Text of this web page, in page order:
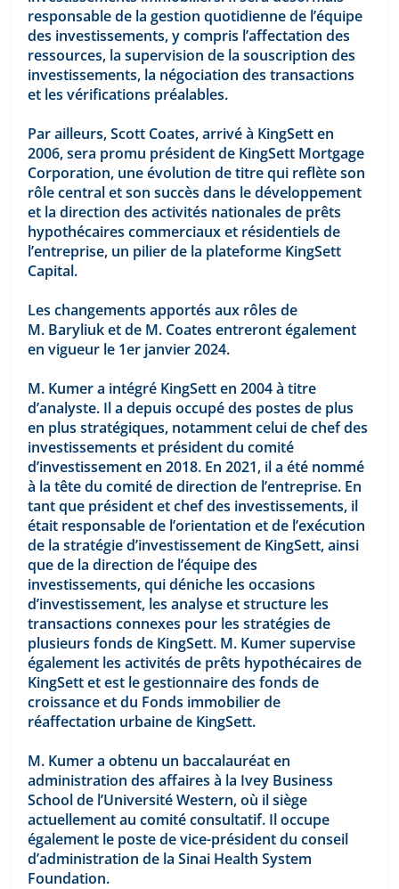
responsable de la gestion quotidienne de l’équipe
des investissements, y compris l’affectation des
ressources, la supervision de la souscription des
investissements, la négociation des transactions
et les vérifications préalables.
Par ailleurs, Scott Coates, arrivé à KingSett en
2006, sera promu président de KingSett Mortgage
Corporation, une évolution de titre qui reflète son
rôle central et son succès dans le développement
et la direction des activités nationales de prêts
hypothécaires commerciaux et résidentiels de
l’entreprise, un pilier de la plateforme KingSett
Capital.
Les changements apportés aux rôles de
M. Baryliuk et de M. Coates entreront également
en vigueur le 1er janvier 2024.
M. Kumer a intégré KingSett en 2004 à titre
d’analyste. Il a depuis occupé des postes de plus
en plus stratégiques, notamment celui de chef des
investissements et président du comité
d’investissement en 2018. En 2021, il a été nommé
à la tête du comité de direction de l’entreprise. En
tant que président et chef des investissements, il
était responsable de l’orientation et de l’exécution
de la stratégie d’investissement de KingSett, ainsi
que de la direction de l’équipe des
investissements, qui déniche les occasions
d’investissement, les analyse et structure les
transactions connexes pour les stratégies de
plusieurs fonds de KingSett. M. Kumer supervise
également les activités de prêts hypothécaires de
KingSett et est le gestionnaire des fonds de
croissance et du Fonds immobilier de
réaffectation urbaine de KingSett.
M. Kumer a obtenu un baccalauréat en
administration des affaires à la Ivey Business
School de l’Université Western, où il siège
actuellement au comité consultatif. Il occupe
également le poste de vice-président du conseil
d’administration de la Sinai Health System
Foundation.